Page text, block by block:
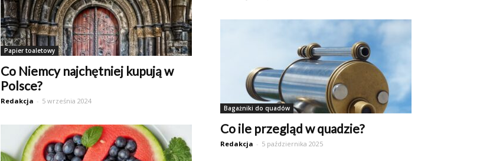
Papier toaletowy
Co Niemcy najchętniej kupują w
Polsce?
Redakcja - 5 września 2024
Bagażniki do quadów
Co ile przegląd w quadzie?
Redakcja - 5 października 2025